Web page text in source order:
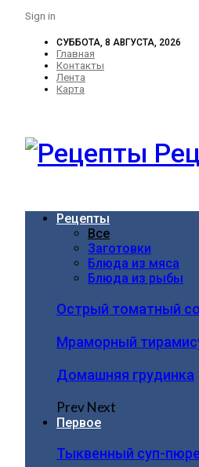
Sign in
СУББОТА, 8 АВГУСТА, 2026
Главная
Контакты
Лента
Карта
Рецепты
Все
Заготовки
Блюда из мяса
Блюда из рыбы
Острый томатный
Мраморный
Домашняя грудинка
PrevNext
Первое
Тыквенный суп-